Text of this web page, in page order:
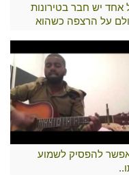
אחד יש חבר בטירונות
על הרצפה כשהוא
להפסיק לשמוע